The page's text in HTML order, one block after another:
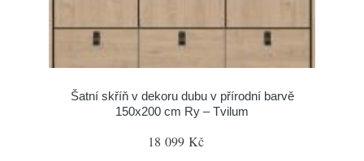
Šatní skříň v dekoru dubu v přírodní barvě
150x200 cm Ry – Tvilum
18 099 Kč